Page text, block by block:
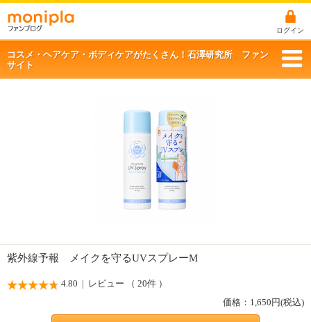
ログイン
コスメ・ヘアケア・ボディケアがたくさん！石澤研究所 ファン
サイト
紫外線予報 メイクを守るUVスプレーM
4.80 | レビュー （ 20件 ）
価格： 1,650円(税込)